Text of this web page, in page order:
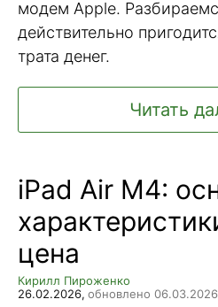
модем Apple.
действительно
трата денег.
Читать
iPad Air M4:
цена
Кирилл Пироженко
26.02.2026, обновлено 06.03.2026